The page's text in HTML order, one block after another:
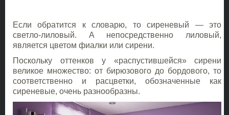
Если обратится к словарю, то сиреневый — это
светло-лиловый. А непосредственно лиловый,
является цветом фиалки или сирени.
Поскольку оттенков у «распустившейся» сирени
великое множество: от бирюзового до бордового, то
соответственно и расцветки, обозначенные как
сиреневые, очень разнообразны.